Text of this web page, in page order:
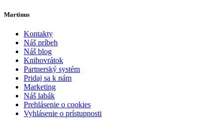
Martinus
Kontakty
Náš príbeh
Náš blog
Knihovrátok
Partnerský systém
Pridaj sa k nám
Marketing
Náš labák
Prehlásenie o cookies
Vyhlásenie o prístupnosti